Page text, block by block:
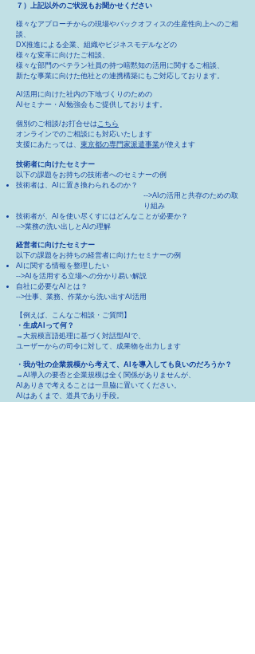
７）上記以外のご状況もお聞かせください
様々なアプローチからの現場やバックオフィスの生産性向上へのご相
談、
DX推進による企業、組織やビジネスモデルなどの
様々な変革に向けたご相談、
様々な部門のベテラン社員の持つ暗黙知の活用に関するご相談、
新たな事業に向けた他社との連携構築にもご対応しております。
A I活用に向けた社内の下地づくりのための
AIセミナー・AI勉強会もご提供しており ます。
個別のご相談/お打合せは こちら
​オンラインでのご相談にも対応いたします
​支援にあたっては、 東京都の専門家派遣事業が使えます
技術者に向けたセミナー
以下の課題をお持ちの技術者へのセミナーの例
技術者は、​ AIに置き換わられるのか？
-->AIの活用と共存のための取
り組み​
技術者が、AIを使い尽くすにはどんなことが必要か？
-->業務の洗い出しとAIの理解
経営者に向けたセミナー
以下の課題をお持ちの経営者に向けたセミナーの例
AIに関する情報を整理したい
-->AIを活用する立場への分かり易い解説​
自社に必要なAIとは？
-->仕事、業務、作業から洗い出すAI活用
【例えば、こんなご相談・ご質問】
・生成AIって何？
→大規模言語処理に基づく対話型AIで、
ユーザーからの司令に対して、成果物を出力します​
・我が社の企業規模から考えて、AIを導入しても良いのだろうか？
​→AI導入の要否と企業規模は全く関係がありませんが、
AIありきで考えることは一旦脇に置いてください。
AIはあくまで、道具であり手段。